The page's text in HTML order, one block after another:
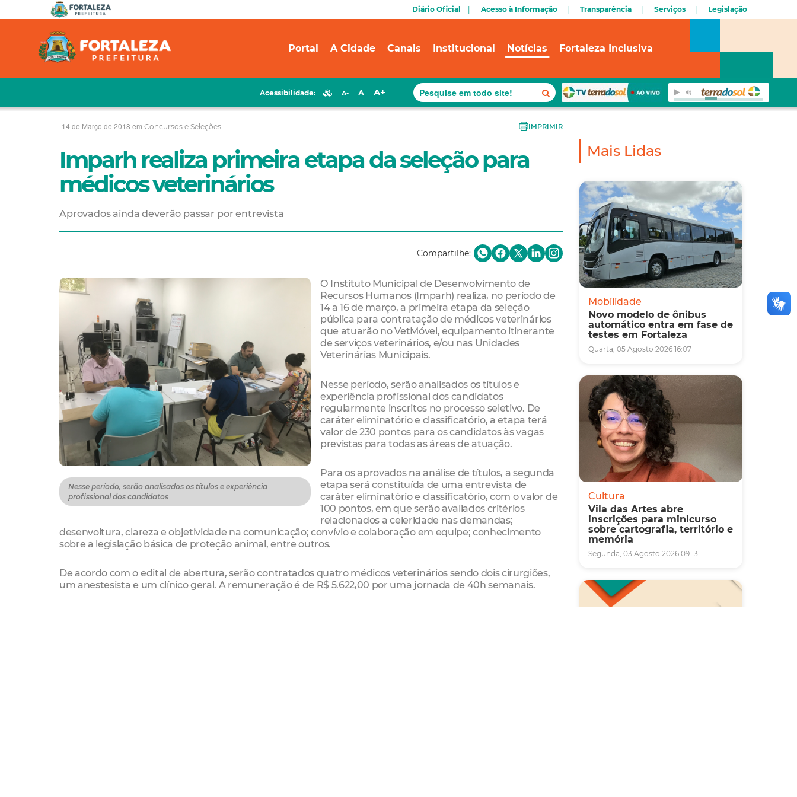
Diário Oficial Acesso à Informação Transparência Serviços Legislação
Portal A Cidade Canais Institucional Notícias Fortaleza Inclusiva
Acessibilidade: A- A A+
14 de Março de 2018 em Concursos e Seleções IMPRIMIR
Imparh realiza primeira etapa da seleção para
médicos veterinários
Aprovados ainda deverão passar por entrevista
Compartilhe:
Nesse período, serão analisados os títulos e experiência
profissional dos candidatos
O Instituto Municipal de Desenvolvimento de
Recursos Humanos (Imparh) realiza, no período de
14 a 16 de março, a primeira etapa da seleção
pública para contratação de médicos veterinários
que atuarão no VetMóvel, equipamento itinerante
de serviços veterinários, e/ou nas Unidades
Veterinárias Municipais.
Nesse período, serão analisados os títulos e
experiência profissional dos candidatos
regularmente inscritos no processo seletivo. De
caráter eliminatório e classificatório, a etapa terá
valor de 230 pontos para os candidatos às vagas
previstas para todas as áreas de atuação.
Para os aprovados na análise de títulos, a segunda
etapa será constituída de uma entrevista de
caráter eliminatório e classificatório, com o valor de
100 pontos, em que serão avaliados critérios
relacionados a celeridade nas demandas;
desenvoltura, clareza e objetividade na comunicação; convívio e colaboração em equipe; conhecimento
sobre a legislação básica de proteção animal, entre outros.
De acordo com o edital de abertura, serão contratados quatro médicos veterinários sendo dois cirurgiões,
um anestesista e um clínico geral. A remuneração é de R$ 5.622,00 por uma jornada de 40h semanais.
Mais Lidas
Mobilidade
Novo modelo de ônibus
automático entra em fase de
testes em Fortaleza
Quarta, 05 Agosto 2026 16:07
Cultura
Vila das Artes abre
inscrições para minicurso
sobre cartografia, território e
memória
Segunda, 03 Agosto 2026 09:13